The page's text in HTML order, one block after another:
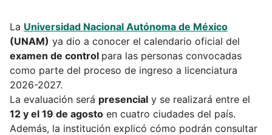
La Universidad Nacional Autónoma de México
(UNAM) ya dio a conocer el calendario oficial del
examen de control para las personas convocadas
como parte del proceso de ingreso a licenciatura
2026-2027.
La evaluación será presencial y se realizará entre el
12 y el 19 de agosto en cuatro ciudades del país.
Además, la institución explicó cómo podrán consultar